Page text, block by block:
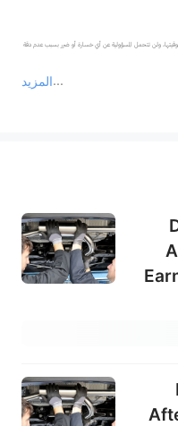
المزيد
ولن تتحمل المسؤولية عن أي خسارة أو ضرر بسبب عدم دقة
ولا تقدم أي التزامات أو ضمانات.